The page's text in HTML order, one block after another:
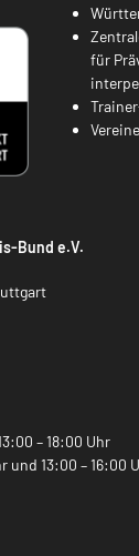
für
Bund e.V.
– 18:00 Uhr
und 13:00 – 16:00